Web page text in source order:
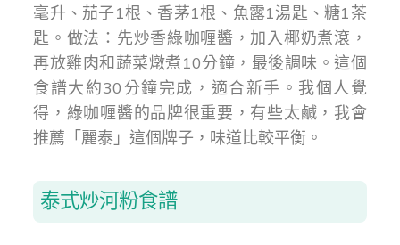
毫升、茄子1根、香茅1根、魚露1湯匙、糖1茶
匙。做法：先炒香綠咖喱醬，加入椰奶煮滾，
再放雞肉和蔬菜燉煮10分鐘，最後調味。這個
食譜大約30分鐘完成，適合新手。我個人覺
得，綠咖喱醬的品牌很重要，有些太鹹，我會
推薦「麗泰」這個牌子，味道比較平衡。
泰式炒河粉食譜